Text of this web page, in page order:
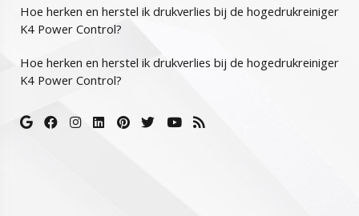
Hoe herken en herstel ik drukverlies bij de hogedrukreiniger
K4 Power Control?
Hoe herken en herstel ik drukverlies bij de hogedrukreiniger
K4 Power Control?